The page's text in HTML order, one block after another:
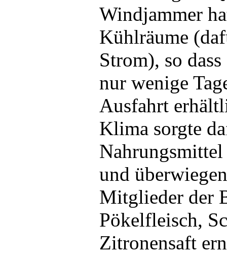
Windjammer
Kühlräume
Strom), so
nur wenige
Ausfahrt
Klima sorgte
und
Mitglieder der
Pökelfleisch,
Zitronensaft